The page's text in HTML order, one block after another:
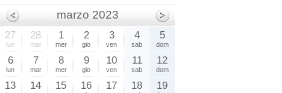
marzo 2023
27
lun
28
mar
1
mer
2
gio
3
ven
4
sab
5
dom
6
lun
7
mar
8
mer
9
gio
10
ven
11
sab
12
dom
13 14 15 16 17 18 19